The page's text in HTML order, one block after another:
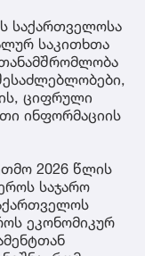
საქართველოსა
საკითხთა
ციფრული
ინფორმაციის
2026 წლის
საჯარო
ეკონომიკურ